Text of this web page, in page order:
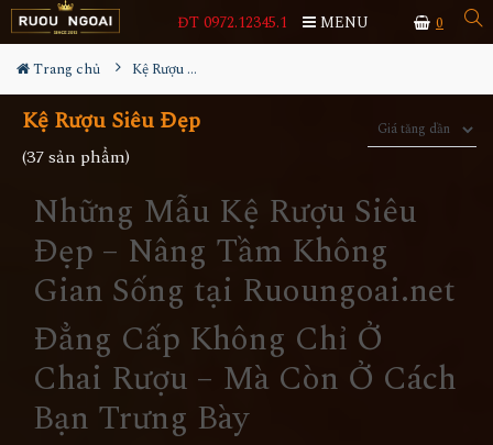
0
ĐT 0972.12345.1 MENU
Trang chủ Kệ Rượu Siêu Đẹp
Kệ Rượu Siêu Đẹp
(37 sản phẩm)
Những Mẫu Kệ Rượu Siêu
Đẹp – Nâng Tầm Không
Gian Sống tại Ruoungoai.net
Đẳng Cấp Không Chỉ Ở
Chai Rượu – Mà Còn Ở Cách
Bạn Trưng Bày